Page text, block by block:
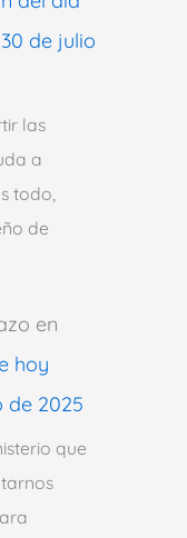
de julio
las
a
todo,
de
en
hoy
de 2025
que